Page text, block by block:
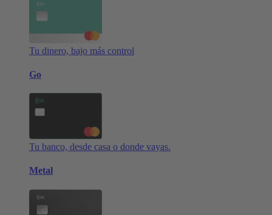
Tu dinero, bajo más control
Go
Tu banco, desde casa o donde vayas.
Metal